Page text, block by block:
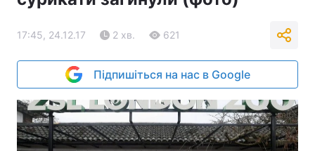
17:45, 24.12.17 2 хв. 621
Підпишіться на нас в Google